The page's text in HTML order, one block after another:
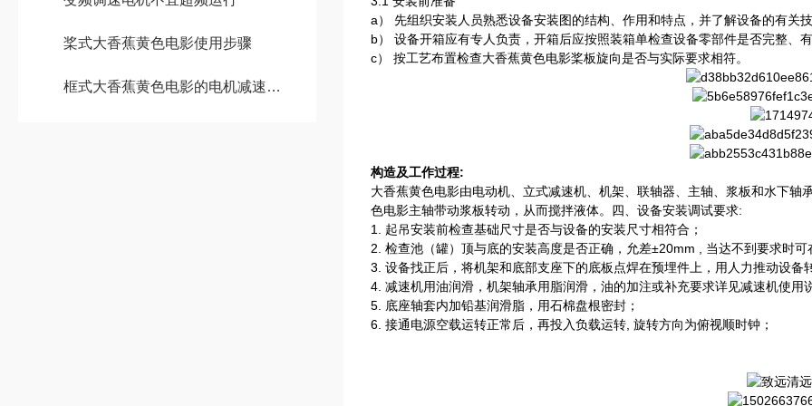
桨式大香蕉黄色电影使用步骤
框式大香蕉黄色电影的电机减速机需要怎么维护保养
a） 先组织安装人员熟悉设备安装图的结构、作用和特点，并了解设备的有关
b） 设备开箱应有专人负责，开箱后应按照装箱单检查设备零部件是否完整、
c） 按工艺布置检查大香蕉黄色电影桨板旋向是否与实际要求相符。
构造及工作过程:
大香蕉黄色电影由电动机、立式减速机、机架、联轴器、主轴、浆板和水下
色电影主轴带动浆板转动，从而搅拌液体。四、设备安装调试要求:
1. 起吊安装前检查基础尺寸是否与设备的安装尺寸相符合；
2. 检查池（罐）顶与底的安装高度是否正确，允差±20mm , 当达不到要求时
3. 设备找正后，将机架和底部支座下的底板点焊在预埋件上，用人力推动设备
4. 减速机用油润滑，机架轴承用脂润滑，油的加注或补充要求详见减速机使用
5. 底座轴套内加铅基润滑脂，用石棉盘根密封；
6. 接通电源空载运转正常后，再投入负载运转, 旋转方向为俯视顺时钟；